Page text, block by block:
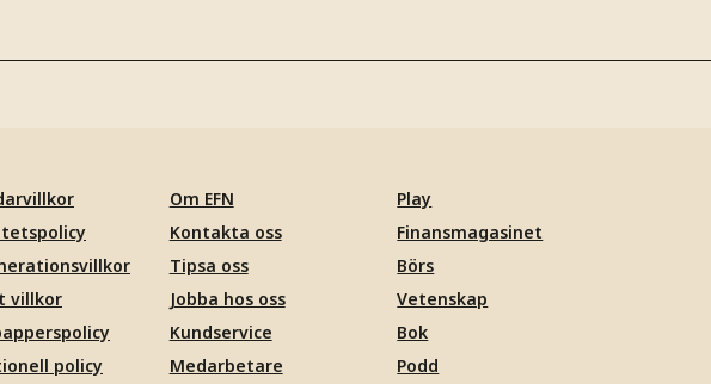
villkor
policy
Om EFN
Kontakta oss
Tipsa oss
Jobba hos oss
Kundservice
Medarbetare
Play
Finansmagasinet
Börs
Vetenskap
Bok
Podd